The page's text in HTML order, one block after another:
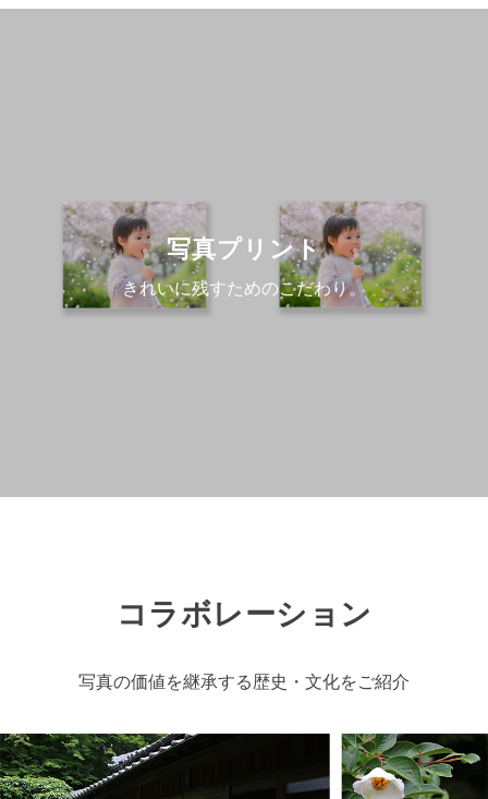
写真プリント
きれいに残すためのこだわり。
コラボレーション
写真の価値を継承する歴史・文化をご紹介